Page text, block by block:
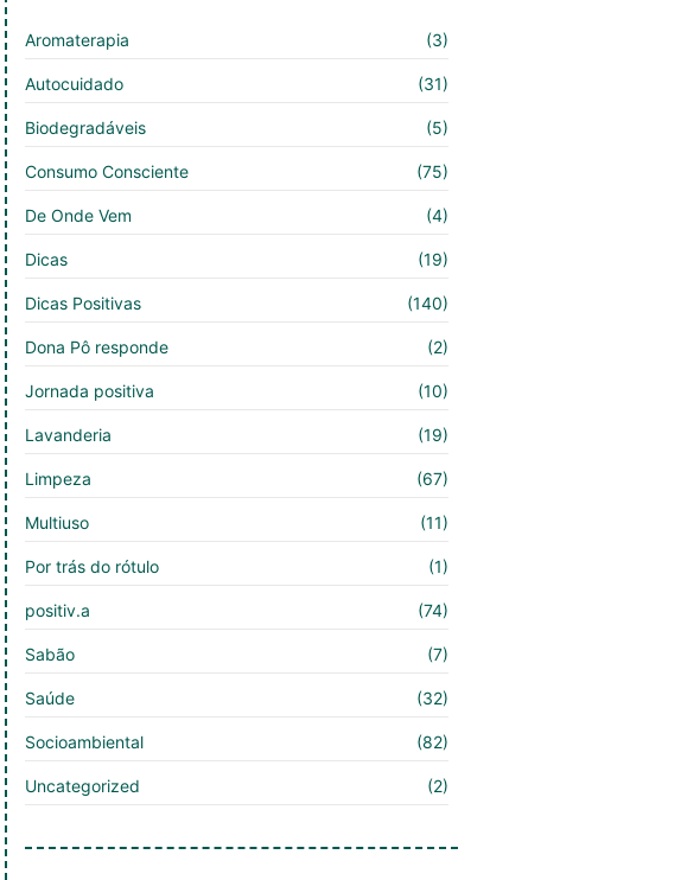
Aromaterapia (3)
Autocuidado (31)
Biodegradáveis (5)
Consumo Consciente (75)
De Onde Vem (4)
Dicas (19)
Dicas Positivas (140)
Dona Pô responde (2)
Jornada positiva (10)
Lavanderia (19)
Limpeza (67)
Multiuso (11)
Por trás do rótulo (1)
positiv.a (74)
Sabão (7)
Saúde (32)
Socioambiental (82)
Uncategorized (2)